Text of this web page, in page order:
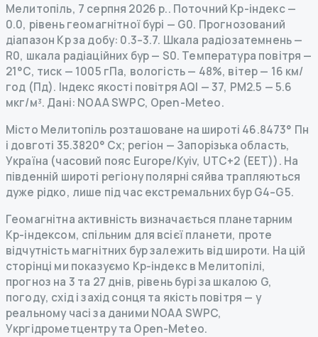
Мелитопіль, 7 серпня 2026 р.. Поточний Kp-індекс—
0.0, рівень геомагнітної бурі — G0. Прогнозований
діапазон Kp за добу: 0.3–3.7. Шкала радіозатемнень—
R0, шкала радіаційних бур— S0. Температура повітря —
21°C, тиск — 1005 гПа, вологість — 48%, вітер — 16 км/
год (Пд). Індекс якості повітря AQI — 37, PM2.5 — 5.6
мкг/м³. Дані: NOAA SWPC, Open-Meteo.
Місто Мелитопіль розташоване на широті 46.8473° Пн
і довготі 35.3820° Сх; регіон — Запорізька область,
Україна (часовий пояс Europe/Kyiv, UTC+2 (EET)). На
південній широті регіону полярні сяйва трапляються
дуже рідко, лише під час екстремальних бур G4–G5.
Геомагнітна активність визначається планетарним
Kp-індексом, спільним для всієї планети, проте
відчутність магнітних бур залежить від широти. На цій
сторінці ми показуємо Kp-індекс в Мелитопілі,
прогноз на 3 та 27 днів, рівень бурі за шкалою G,
погоду, схід і захід сонця та якість повітря — у
реальному часі за даними NOAA SWPC,
Укргідрометцентру та Open-Meteo.